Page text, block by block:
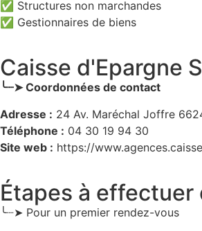
✅ Structures non marchandes
✅ Gestionnaires de biens
Caisse d'Epargne
╰┈➤ Coordonnées de contact
Adresse : 24 Av. Maréchal Joffre
Téléphone : 04 30 19 94 30
Site web : https://
Étapes à
╰┈➤ Pour un premier rendez-vous